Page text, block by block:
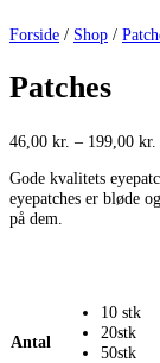
Forside / Shop /
Patches
46,00 kr. – 199,00 kr.
Gode kvalitets
eyepatches er bløde
på dem.
Antal
10 stk
20stk
50stk